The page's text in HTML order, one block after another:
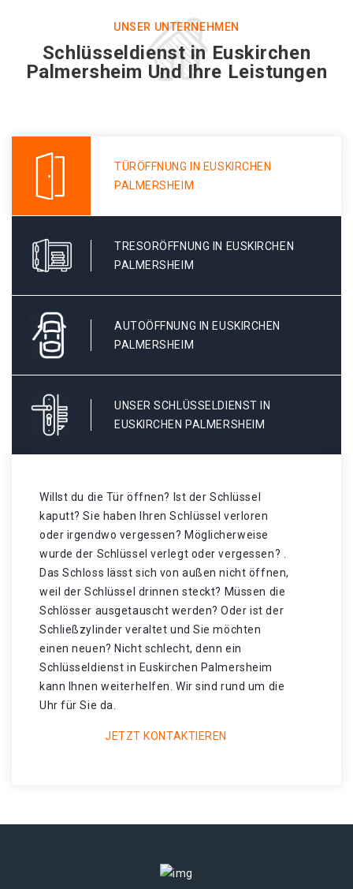
UNSER UNTERNEHMEN
Schlüsseldienst in Euskirchen
Palmersheim Und Ihre Leistungen
TÜRÖFFNUNG IN EUSKIRCHEN
PALMERSHEIM
TRESORÖFFNUNG IN EUSKIRCHEN
PALMERSHEIM
AUTOÖFFNUNG IN EUSKIRCHEN
PALMERSHEIM
UNSER SCHLÜSSELDIENST IN
EUSKIRCHEN PALMERSHEIM
Willst du die Tür öffnen? Ist der Schlüssel
kaputt? Sie haben Ihren Schlüssel verloren
oder irgendwo vergessen? Möglicherweise
wurde der Schlüssel verlegt oder vergessen? .
Das Schloss lässt sich von außen nicht öffnen,
weil der Schlüssel drinnen steckt? Müssen die
Schlösser ausgetauscht werden? Oder ist der
Schließzylinder veraltet und Sie möchten
einen neuen? Nicht schlecht, denn ein
Schlüsseldienst in Euskirchen Palmersheim
kann Ihnen weiterhelfen. Wir sind rund um die
Uhr für Sie da.
JETZT KONTAKTIEREN